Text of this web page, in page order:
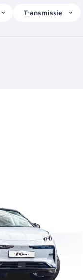
Transmissie